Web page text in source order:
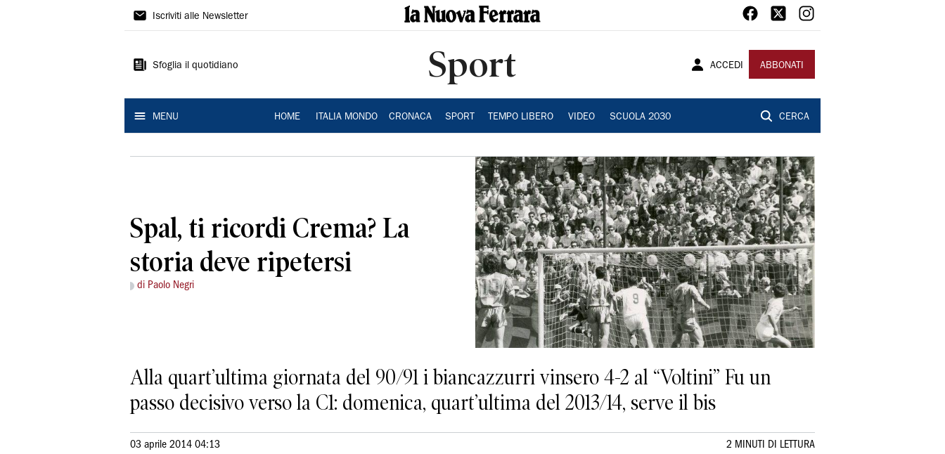
La
Ferrara
Iscriviti alle Newsletter
Sfoglia il quotidiano Sport ACCEDI ABBONATI
MENU HOME ITALIA MONDO CRONACA SPORT TEMPO LIBERO VIDEO SCUOLA 2030 CERCA
Spal, ti ricordi Crema? La
storia deve ripetersi
di Paolo Negri
Alla quart’ultima giornata del 90/91 i biancazzurri vinsero 4-2 al “Voltini” Fu un
passo decisivo verso la C1: domenica, quart’ultima del 2013/14, serve il bis
03 aprile 2014 04:13 2 MINUTI DI LETTURA